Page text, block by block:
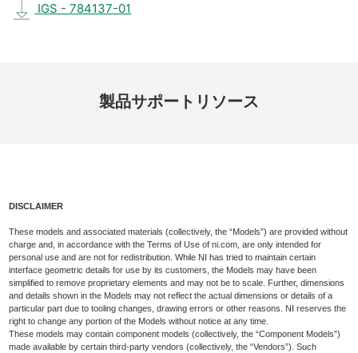
IGS - 784137-01
製品サポート リソース
DISCLAIMER
These models and associated materials (collectively, the “Models”) are provided without
charge and, in accordance with the Terms of Use of ni.com, are only intended for
personal use and are not for redistribution. While NI has tried to maintain certain
interface geometric details for use by its customers, the Models may have been
simplified to remove proprietary elements and may not be to scale. Further, dimensions
and details shown in the Models may not reflect the actual dimensions or details of a
particular part due to tooling changes, drawing errors or other reasons. NI reserves the
right to change any portion of the Models without notice at any time.
These models may contain component models (collectively, the “Component Models”)
made available by certain third-party vendors (collectively, the “Vendors”). Such